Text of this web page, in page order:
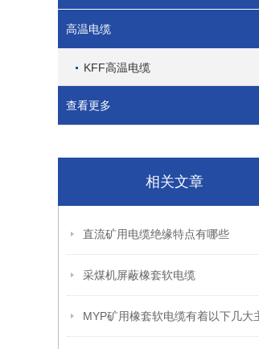
高温电缆
KFF高温电缆
查看更多
相关文章
直流矿用电缆绝缘特点有哪些
采煤机屏蔽橡套软电缆